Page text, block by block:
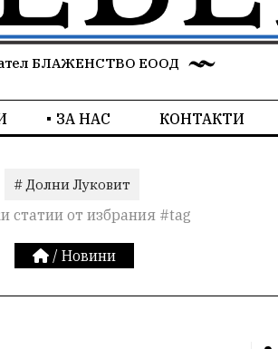
БЛАЖЕНСТВО ЕООД
ЗА НАС КОНТАКТИ
# Долни Луковит
статии от избрания #tag
/ Новини